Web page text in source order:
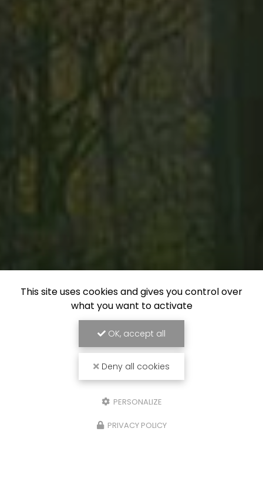
This site uses cookies and gives you control over
what you want to activate
OK, accept all
Deny all cookies
PERSONALIZE
PRIVACY POLICY